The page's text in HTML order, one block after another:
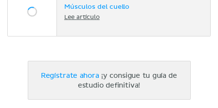
Músculos del cuello
Lee artículo
Regístrate ahora ¡y consigue tu guía de
estudio definitiva!